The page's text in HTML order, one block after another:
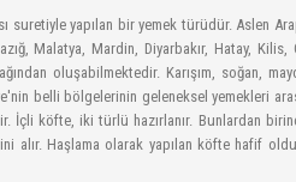
yapılan bir yemek türüdür. Aslen
Malatya, Mardin, Diyarbakır, Hatay, Kilis,
oluşabilmektedir. Karışım, soğan,
belli bölgelerinin geleneksel yemekleri
İçli köfte, iki türlü hazırlanır. Bunlardan
alır. Haşlama olarak yapılan köfte hafif